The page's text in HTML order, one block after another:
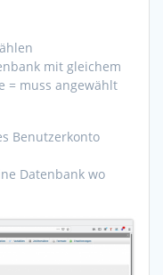
mit gleichem
= muss angewählt
Benutzerkonto
Datenbank wo